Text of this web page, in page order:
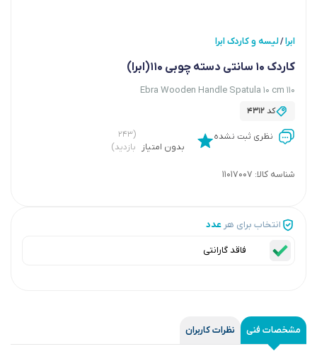
ابرا/لیسه و کاردک ابرا
کاردک 10 سانتی دسته چوبی 110(ابرا)
Ebra Wooden Handle Spatula 10 cm 110
کد4312
نظری ثبت نشده
بدون امتیاز
(۲۴۳
بازدید)
شناسه کالا: 11017007
انتخاب برای هر عدد
فاقد گارانتی
مشخصات فنی نظرات کاربران